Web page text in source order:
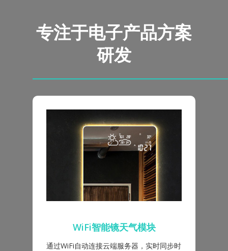
专注于电子产品方案
研发
WiFi智能镜天气模块
通过WiFi自动连接云端服务器，实时同步时